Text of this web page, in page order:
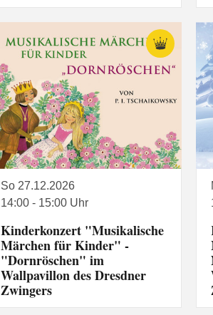
So 27.12.2026
14:00 - 15:00 Uhr
Kinderkonzert "Musikalische
Märchen für Kinder" -
"Dornröschen" im
Wallpavillon des Dresdner
Zwingers